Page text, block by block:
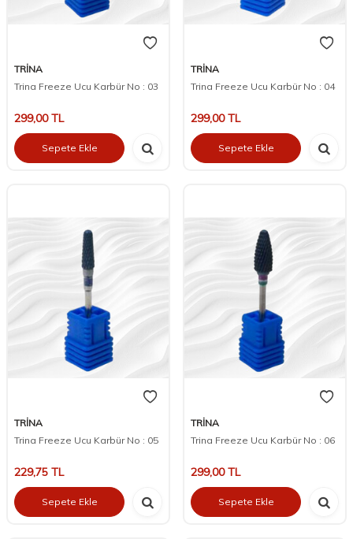
TRİNA
Trina Freeze Ucu Karbür No : 03
299,00TL
Sepete Ekle
TRİNA
Trina Freeze Ucu Karbür No : 04
299,00TL
Sepete Ekle
TRİNA
Trina Freeze Ucu Karbür No : 05
229,75 TL
Sepete Ekle
TRİNA
Trina Freeze Ucu Karbür No : 06
299,00TL
Sepete Ekle